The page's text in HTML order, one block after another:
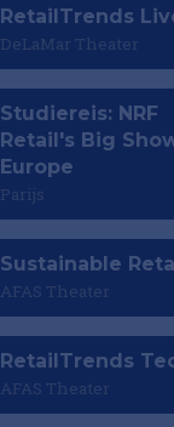
RetailTrends
DeLaMar Theater
Studiereis: NRF
Retail's Big
Europe
Parijs
Sustainable
AFAS Theater
RetailTrends
AFAS Theater